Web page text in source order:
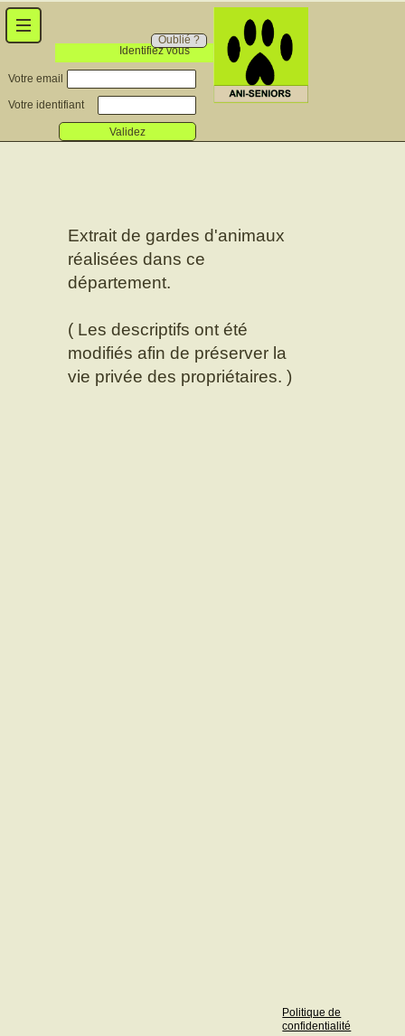
Identifiez vous
Oublié ?
Votre email
Votre identifiant
Validez
Extrait de gardes d'animaux
réalisées dans ce
département.
( Les descriptifs ont été
modifiés afin de préserver la
vie privée des propriétaires. )
Politique de
confidentialité